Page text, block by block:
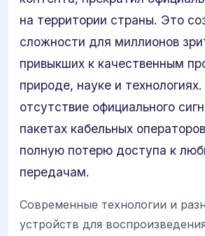
на территории страны. Это
сложности для миллионов
привыкших к качественным
природе, науке и
отсутствие официального
пакетах кабельных
полную потерю доступа к
передачам.
Современные технологии и
устройств для